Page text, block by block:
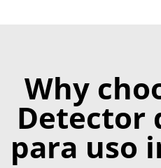
Why
Detector
para uso